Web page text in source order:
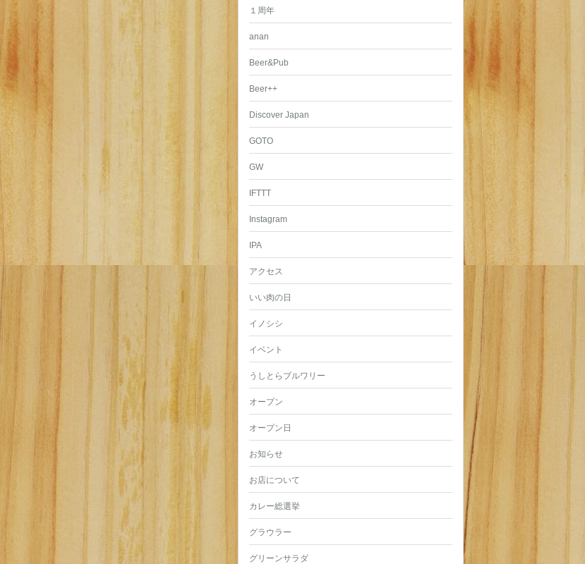
１周年
anan
Beer&Pub
Beer++
Discover Japan
GOTO
GW
IFTTT
Instagram
IPA
アクセス
いい肉の日
イノシシ
イベント
うしとらブルワリー
オープン
オープン日
お知らせ
お店について
カレー総選挙
グラウラー
グリーンサラダ